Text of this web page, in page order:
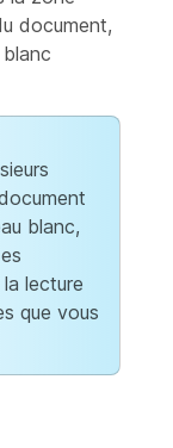
document,
blanc,
lecture
que vous